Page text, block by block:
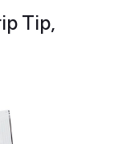
Tip,